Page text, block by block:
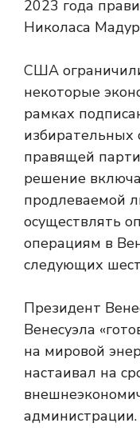
2023 года
Николаса
США
некоторые
рамках
правящей
решение
продлеваемой
осуществлять
операциям в
следующих
Президент
Венесуэла
на мировой
настаивал на
администрации.